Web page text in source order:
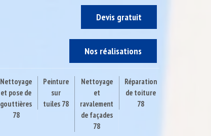
Devis gratuit
Nos réalisations
Nettoyage
et pose de
gouttières
78
Peinture
sur
tuiles 78
Nettoyage
et
ravalement
de façades
78
Réparation
de toiture
78